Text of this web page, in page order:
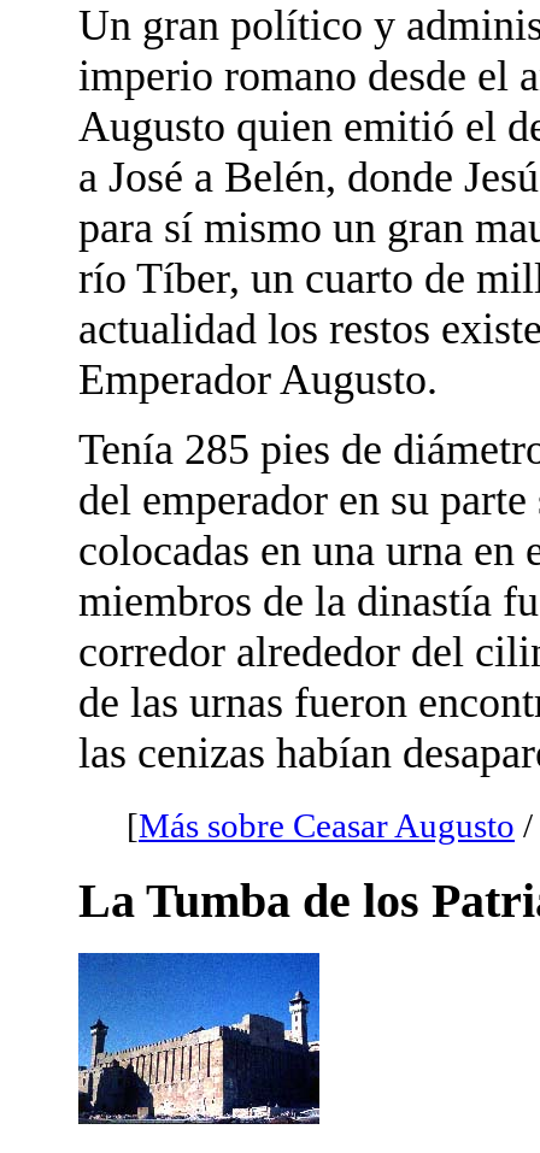
Un gran político y
imperio romano desde el
Augusto quien emitió el
a José a Belén, donde
para sí mismo un gran
río Tíber, un cuarto de
actualidad los restos
Emperador Augusto.
Tenía 285 pies de
del emperador en su
colocadas en una urna en
miembros de la dinastía
corredor alrededor del
de las urnas fueron
las cenizas habían
[Más sobre Ceasar Augusto /
La Tumba de los